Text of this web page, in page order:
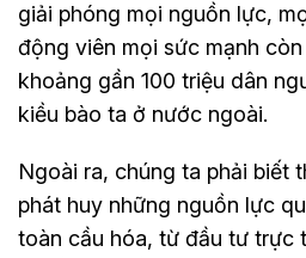
giải phóng mọi nguồn lực,
động viên mọi sức mạnh
khoảng gần 100 triệu dân
kiều bào ta ở nước ngoài.
Ngoài ra, chúng ta phải biết
phát huy những nguồn lực
toàn cầu hóa, từ đầu tư trực